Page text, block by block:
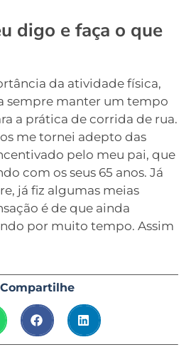
digo e faça o que
da atividade física,
sempre manter um tempo
a prática de corrida de rua.
me tornei adepto das
pelo meu pai, que
com os seus 65 anos. Já
já fiz algumas meias
é de que ainda
por muito tempo. Assim
Compartilhe